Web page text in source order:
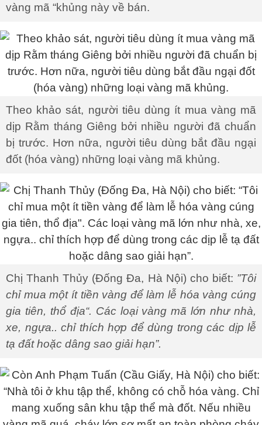
vàng mã “khủng này về bán.
Theo khảo sát, người tiêu dùng ít mua vàng mã
dịp Rằm tháng Giêng bởi nhiều người đã chuẩn
bị trước. Hơn nữa, người tiêu dùng bắt đầu ngại
đốt (hóa vàng) những loại vàng mã khủng.
Chị Thanh Thủy (Đống Đa, Hà Nội) cho biết: ”Tôi
chỉ mua một ít tiền vàng để làm lễ hóa vàng cúng
gia tiên, thổ địa“. Các loại vàng mã lớn như nhà,
xe, ngựa.. chỉ thích hợp để dùng trong các dịp lễ
tạ đất hoặc dâng sao giải hạn”.